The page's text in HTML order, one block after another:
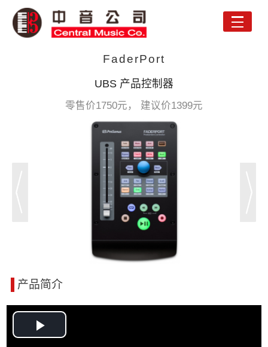
Toggle
FaderPort
UBS 产品控制器
零售价1750元， 建议价1399元
产品简介
Play